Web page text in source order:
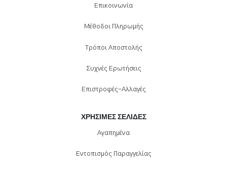
Επικοινωνία
Μέθοδοι Πληρωμής
Τρόποι Αποστολής
Συχνές Ερωτήσεις
Επιστροφές-Αλλαγές
ΧΡΉΣΙΜΕΣ ΣΕΛΊΔΕΣ
Αγαπημένα
Εντοπισμός Παραγγελίας